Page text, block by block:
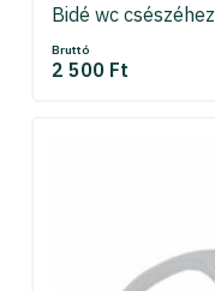
Bidé wc csészéhez
Bruttó
2 500 Ft